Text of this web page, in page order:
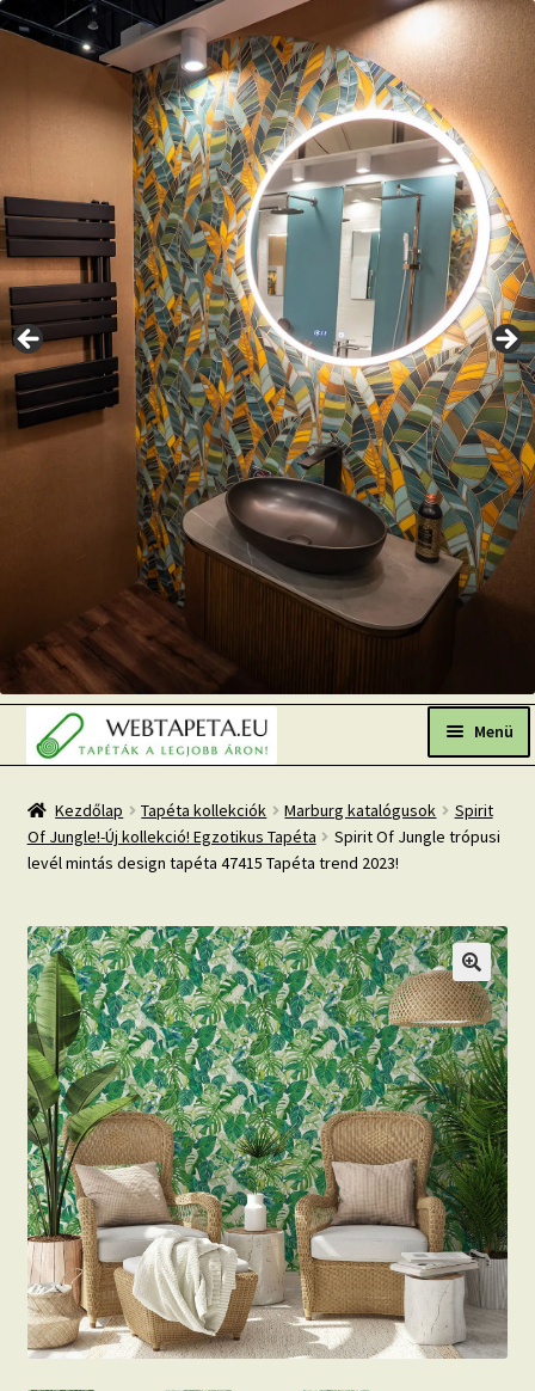
Ugrás
a
navigációhoz
Kilépés
a
tartalomba Menü
Népszerű tapéták
Tapéta BLOG
Mi az a fotótapéta?
Tapétázási tanácsok
Beton hatású tapéták
Kapcsolat
Kezdőlap Tapéta kollekciók Marburg katalógusok
Spirit
Of Jungle!-Új kollekció! Egzotikus Tapéta
Spirit Of Jungle trópusi
levél mintás design tapéta 47415 Tapéta trend 2023!